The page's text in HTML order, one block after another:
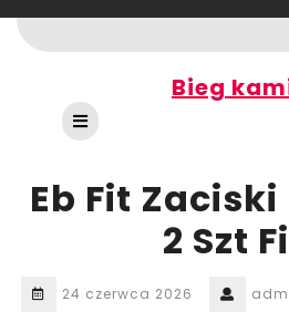
to
content
Bieg
Open
Button
Eb Fit Zaciski
2 Szt
24 czerwca 2026